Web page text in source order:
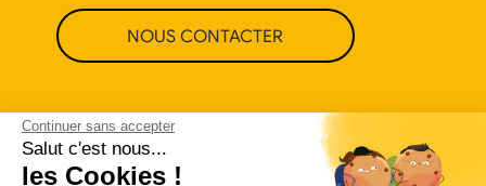
Continuer sans accepter
Salut c'est nous...
les Cookies !
NOUS CONTACTER